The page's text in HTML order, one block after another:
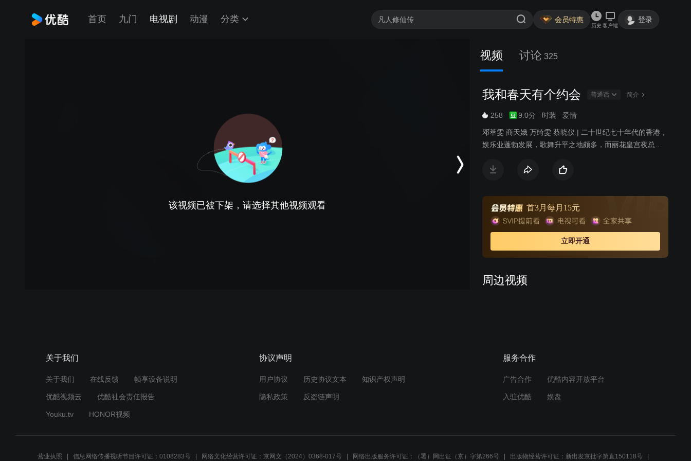
首页 九门 电视剧 动漫 分类 会员特惠
历史 客户端
登录
该视频已被下架，请选择其他视频观看
视频 讨论 325
我和春天有个约会 普通话 简介
258 9.0分 时装 爱情
邓萃雯 商天娥 万绮雯 蔡晓仪 | 二十世纪七十年代的香港，
娱乐业蓬勃发展，歌舞升平之地颇多，而丽花皇宫夜总会
了丽花皇宫。在这里，小蝶结识了性格各异的众人，有令
在感情生活上，她遇到了让她一生难忘的沈家豪。而二人
也因误会相识，又因彼此吸引而相恋。凤萍、露露和莲茜
也各自经历着悲欢离合的人生。越战爆发，家豪前去寻找
凤萍，一去未返，就这样让小蝶等了二十年。 二十年
后，丽花皇宫昔日的辉煌不再即将被拆除，再次登台的小
是人非。这时，家豪却回来了。阔别二十年之久，已到中
首3月每月15元
立即开通
周边视频
纱成异域绝色
05:10
关于我们
关于我们 在线反馈 帧享设备说明
优酷视频云 优酷社会责任报告
Youku.tv HONOR视频
协议声明
用户协议 历史协议文本 知识产权声明
隐私政策 反盗链声明
服务合作
广告合作 优酷内容开放平台
入驻优酷 娱盘
营业执照 信息网络传播视听节目许可证：0108283号 网络文化经营许可证：京网文（2024）0368-017号 网络出版服务许可证：（署）网出证（京）字第266号 出版物经营许可证：新出发京批字第直150118号